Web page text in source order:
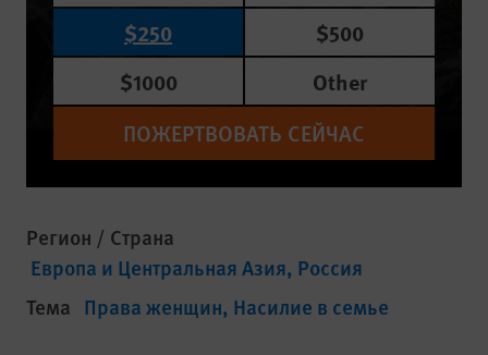
$250
$500
$1000
Other
ПОЖЕРТВОВАТЬ СЕЙЧАС
Регион / Страна
Европа и Центральная Азия Россия
Тема Права женщин Насилие в семье